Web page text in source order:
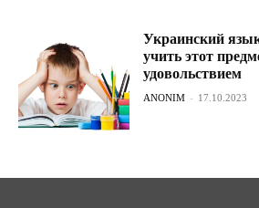
Украинский
учить этот
удовольствием
ANONIM - 17.10.2023